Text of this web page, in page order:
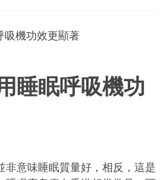
睡眠呼吸機功
非意味睡眠質量好，相反，這是